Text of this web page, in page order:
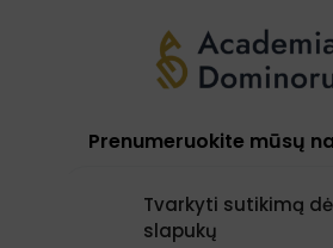
Tvarkyti sutikimą
slapukų
Prenumeruokite mūsų